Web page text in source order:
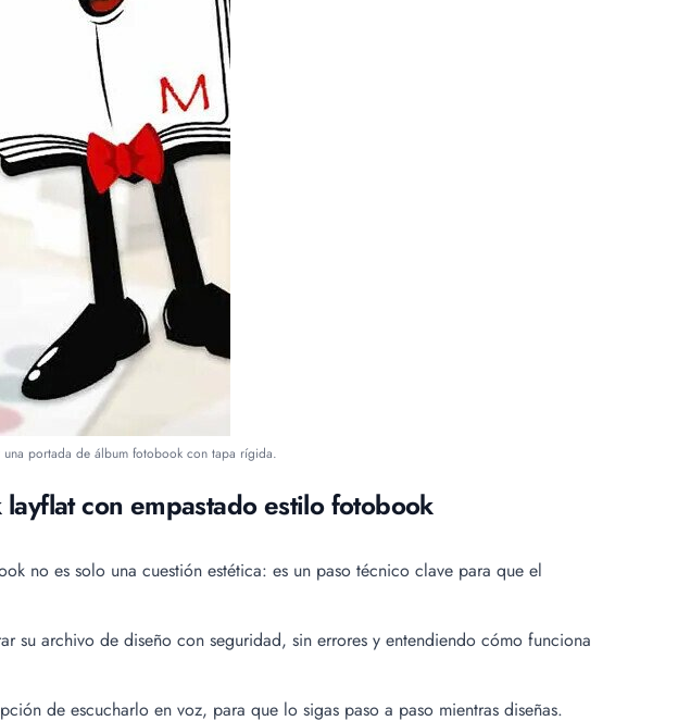
con empastado estilo fotobook
no es solo una cuestión estética: es un paso técnico clave para que el
su archivo de diseño con seguridad, sin errores y entendiendo cómo funciona
de escucharlo en voz, para que lo sigas paso a paso mientras diseñas.
portada de álbum fotobook con tapa rígida.